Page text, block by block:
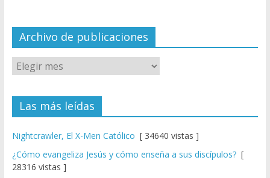
el
Archivo de publicaciones
Las más leídas
Nightcrawler, El X-Men Católico [ 34640 vistas ]
¿Cómo evangeliza Jesús y cómo enseña a sus discípulos?[
28316 vistas ]